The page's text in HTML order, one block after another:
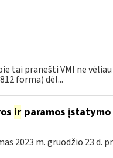
tai pranešti VMI ne
forma) dėl...
irparamos
2023 m. gruodžio 23 d.